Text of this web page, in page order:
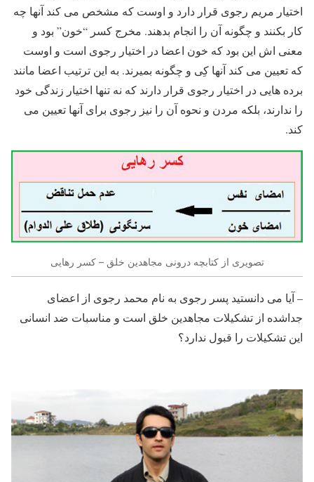
اختیار مریم رجوی قرار دارد و اوست که مشخص می کند آنها چه
کار بکنند و چگونه آن را انجام بدهند. مخرج کسر “خون” بود و
معنی اش این بود که خون اعضا در اختیار رجوی است و اوست
که تعیین می کند آنها کِی و چگونه بمیرند. به این ترتیب اعضا مانند
برده هایی در اختیار رجوی قرار دارند که نه تنها اختیار زندگی خود
را ندارند، بلکه مردن و نحوه آن را نیز رجوی برای آنها تعیین می
کند.
تصویری از کتابچه درونی مجاهدین خلق – کسر رهایی
– آیا می دانستید پسر رجوی به نام محمد رجوی از اعضای
جداشده از تشکیلات مجاهدین خلق است و مناسبات ضد انسانی
این تشکیلات را قبول ندارد؟